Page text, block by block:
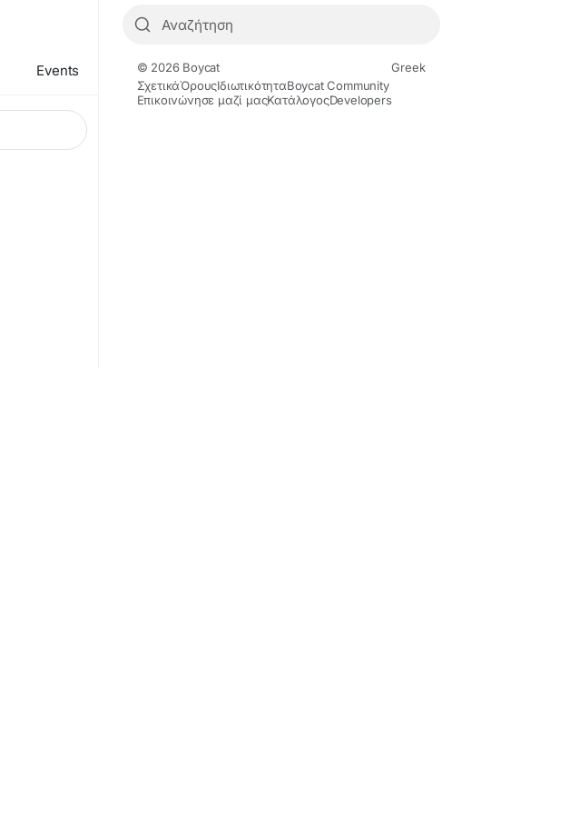
Events © 2026 Boycat
Greek
ΣχετικάΌρουςΙδιωτικότηταBoycat Community
Επικοινώνησε μαζί μαςΚατάλογοςDevelopers